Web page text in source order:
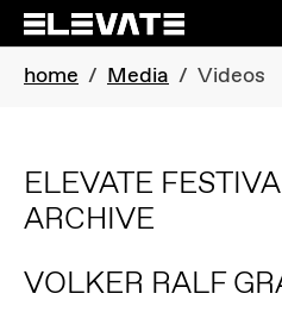
Skip to main navigation
Skip to main content
Skip to page footer
You are here:
home Media Videos
ELEVATE
ARCHIVE
VOLKER RALF